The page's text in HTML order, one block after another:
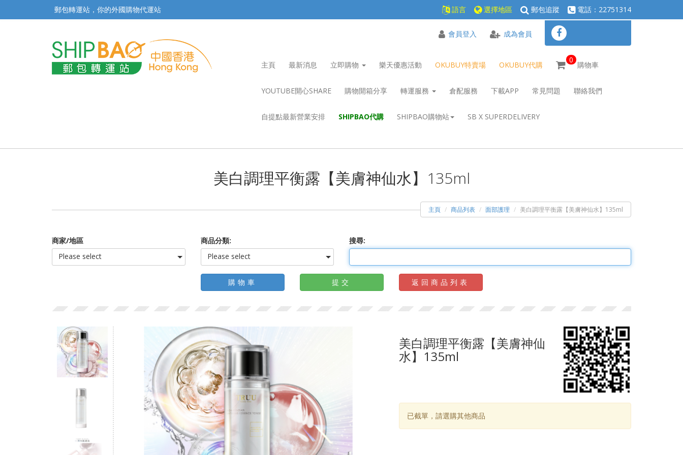
郵包轉運站，你的外國購物代運站 語言 選擇地區 郵包追蹤 電話：22751314
主頁 最新消息 立即購物 樂天優惠活動 OKUBUY特賣場 OKUBUY代購
0
購物車
YOUTUBE開心SHARE 購物開箱分享 轉運服務 倉配服務 下載APP 常見問題 聯絡我們
自提點最新營業安排 SHIPBAO代購 SHIPBAO購物站 SB X SUPERDELIVERY
會員登入 成為會員
美白調理平衡露【美膚神仙水】135ml
主頁 商品列表 面部護理 美白調理平衡露【美膚神仙水】135ml
商家/地區
Please select
商品分類:
Please select
搜尋:
購物車 提交 返回商品列表
美白調理平衡露【美膚神仙
水】135ml
已截單，請選購其他商品